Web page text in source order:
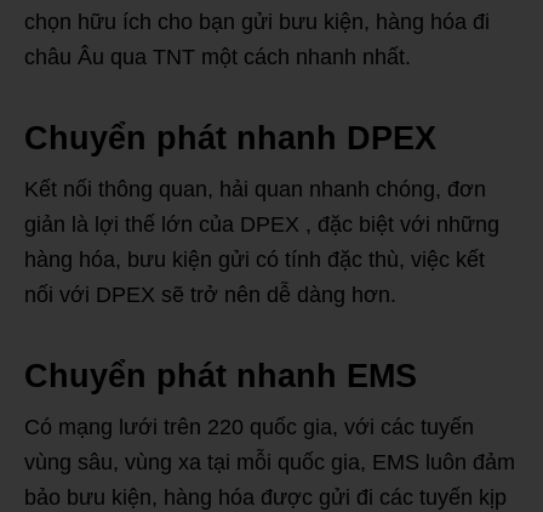
chọn hữu ích cho bạn gửi bưu kiện, hàng hóa đi
châu Âu qua TNT một cách nhanh nhất.
Chuyển phát nhanh DPEX
Kết nối thông quan, hải quan nhanh chóng, đơn
giản là lợi thế lớn của DPEX , đặc biệt với những
hàng hóa, bưu kiện gửi có tính đặc thù, việc kết
nối với DPEX sẽ trở nên dễ dàng hơn.
Chuyển phát nhanh EMS
Có mạng lưới trên 220 quốc gia, với các tuyến
vùng sâu, vùng xa tại mỗi quốc gia, EMS luôn đảm
bảo bưu kiện, hàng hóa được gửi đi các tuyến kịp